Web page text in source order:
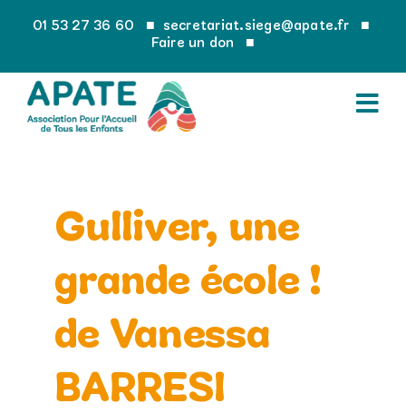
01 53 27 36 60 ■ secretariat.siege@apate.fr
■
Faire un don
■
Gulliver, une
grande école !
de Vanessa
BARRESI